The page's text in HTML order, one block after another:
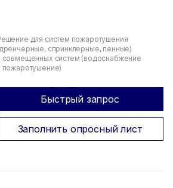
для систем пожаротушения
спринклерные, пенные)
совмещенных систем (водоснабжение
пожаротушение)
Быстрый запрос
Заполнить опросный лист